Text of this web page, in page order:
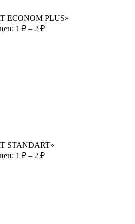
ECONOM PLUS»
1 ₽ – 2 ₽
STANDART»
1 ₽ – 2 ₽